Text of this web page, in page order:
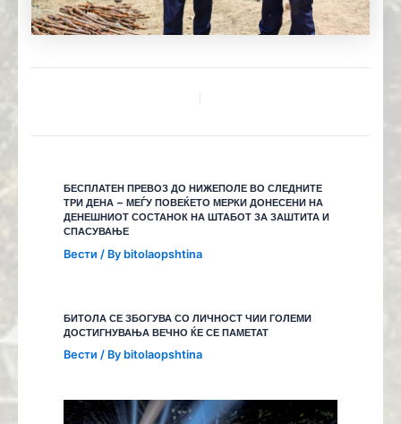
БЕСПЛАТЕН ПРЕВОЗ ДО НИЖЕПОЛЕ ВО СЛЕДНИТЕ
ТРИ ДЕНА – МЕЃУ ПОВЕЌЕТО МЕРКИ ДОНЕСЕНИ НА
ДЕНЕШНИОТ СОСТАНОК НА ШТАБОТ ЗА ЗАШТИТА И
СПАСУВАЊЕ
Вести / By bitolaopshtina
БИТОЛА СЕ ЗБОГУВА СО ЛИЧНОСТ ЧИИ ГОЛЕМИ
ДОСТИГНУВАЊА ВЕЧНО ЌЕ СЕ ПАМЕТАТ
Вести / By bitolaopshtina